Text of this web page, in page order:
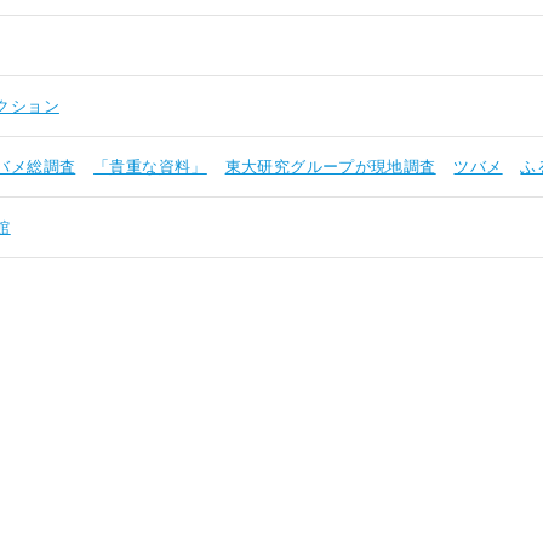
ション
メ総調査 「貴重な資料」 東大研究グループが現地調査 ツバメ ふ